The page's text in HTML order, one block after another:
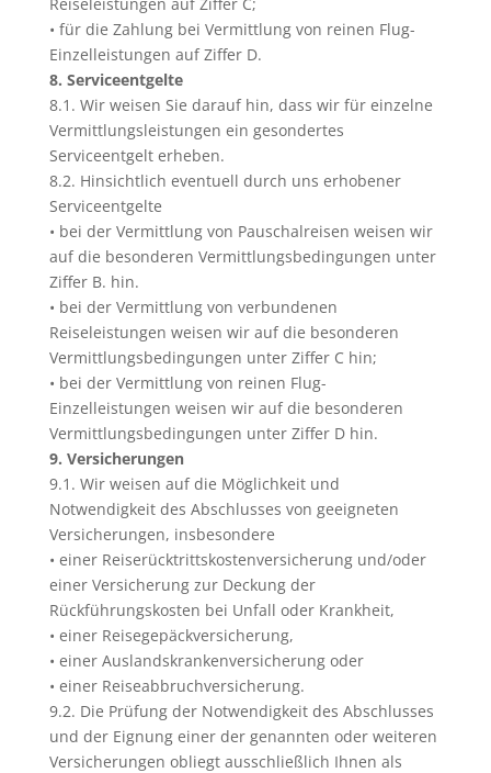
• für die Zahlung bei Vermittlung von reinen Flug-
Einzelleistungen auf Ziffer D.
8. Serviceentgelte
8.1. Wir weisen Sie darauf hin, dass wir für einzelne
Vermittlungsleistungen ein gesondertes
Serviceentgelt erheben.
8.2. Hinsichtlich eventuell durch uns erhobener
Serviceentgelte
• bei der Vermittlung von Pauschalreisen weisen wir
auf die besonderen Vermittlungsbedingungen unter
Ziffer B. hin.
• bei der Vermittlung von verbundenen
Reiseleistungen weisen wir auf die besonderen
Vermittlungsbedingungen unter Ziffer C hin;
• bei der Vermittlung von reinen Flug-
Einzelleistungen weisen wir auf die besonderen
Vermittlungsbedingungen unter Ziffer D hin.
9. Versicherungen
9.1. Wir weisen auf die Möglichkeit und
Notwendigkeit des Abschlusses von geeigneten
Versicherungen, insbesondere
• einer Reiserücktrittskostenversicherung und/oder
einer Versicherung zur Deckung der
Rückführungskosten bei Unfall oder Krankheit,
• einer Reisegepäckversicherung,
• einer Auslandskrankenversicherung oder
• einer Reiseabbruchversicherung.
9.2. Die Prüfung der Notwendigkeit des Abschlusses
und der Eignung einer der genannten oder weiteren
Versicherungen obliegt ausschließlich Ihnen als